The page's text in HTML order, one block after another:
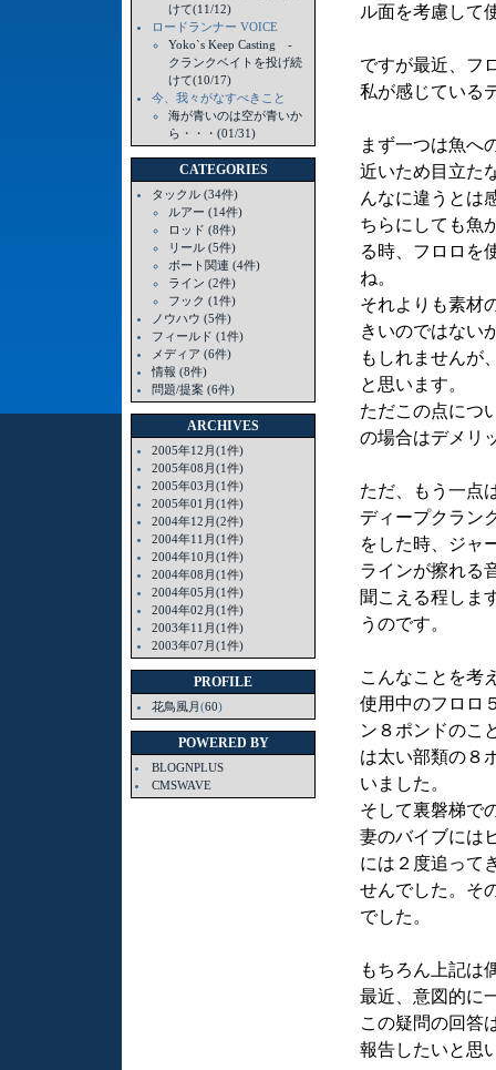
けて(11/12)
ロードランナー VOICE
Yoko`s Keep Casting -
クランクベイトを投げ続
けて(10/17)
今、我々がなすべきこと
海が青いのは空が青いか
ら・・・(01/31)
CATEGORIES
タックル (34件)
ルアー (14件)
ロッド (8件)
リール (5件)
ボート関連 (4件)
ライン (2件)
フック (1件)
ノウハウ (5件)
フィールド (1件)
メディア (6件)
情報 (8件)
問題/提案 (6件)
ARCHIVES
2005年12月(1件)
2005年08月(1件)
2005年03月(1件)
2005年01月(1件)
2004年12月(2件)
2004年11月(1件)
2004年10月(1件)
2004年08月(1件)
2004年05月(1件)
2004年02月(1件)
2003年11月(1件)
2003年07月(1件)
PROFILE
花鳥風月(60)
POWERED BY
BLOGNPLUS
CMSWAVE
ル面を考慮して
ですが最近、フ
私が感じている
まず一つは魚へ
近いため目立た
んなに違うとは
ちらにしても魚
る時、フロロを
ね。
それよりも素材
きいのではない
もしれませんが
と思います。
ただこの点につ
の場合はデメリ
ただ、もう一点
ディープクラン
をした時、ジャ
ラインが擦れる
聞こえる程しま
うのです。
こんなことを考
使用中のフロロ
ン８ポンドのこ
は太い部類の８
いました。
そして裏磐梯で
妻のバイブには
には２度追って
せんでした。そ
でした。
もちろん上記は
最近、意図的に
この疑問の回答
報告したいと思